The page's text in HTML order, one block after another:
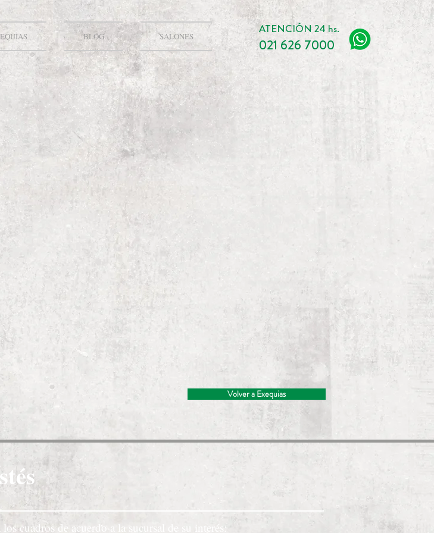
BLOG SALONES
ATENCIÓN 24 hs.
021 626 7000
Volver a Exequias
cuadros de acuerdo a la sucursal de su interés: